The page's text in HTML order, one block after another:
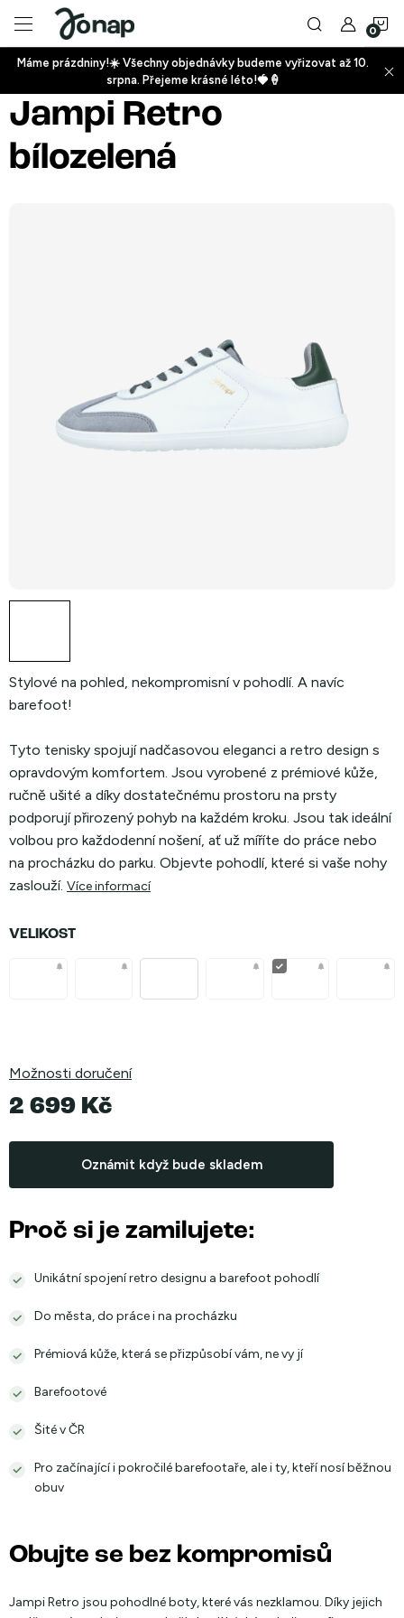
obsah
+
Máme prázdniny!☀️ Všechny objednávky budeme vyřizovat až 10.
srpna. Přejeme krásné léto!🍓🍦
Jampi Retro
bílozelená
Stylové na pohled, nekompromisní v pohodlí. A navíc
barefoot!
Tyto tenisky spojují nadčasovou eleganci a retro design s
opravdovým komfortem. Jsou vyrobené z prémiové kůže,
ručně ušité a díky dostatečnému prostoru na prsty
podporují přirozený pohyb na každém kroku. Jsou tak ideální
volbou pro každodenní nošení, ať už míříte do práce nebo
na procházku do parku. Objevte pohodlí, které si vaše nohy
zaslouží. Více informací
VELIKOST
Možnosti doručení
2 699 Kč
cena:
Oznámit když bude skladem
Proč si je zamilujete:
Unikátní spojení retro designu a barefoot pohodlí
Do města, do práce i na procházku
Prémiová kůže, která se přizpůsobí vám, ne vy jí
Barefootové
Šité v ČR
Pro začínající i pokročilé barefootaře, ale i ty, kteří nosí běžnou
obuv
Obujte se bez kompromisů
Jampi Retro jsou pohodlné boty, které vás nezklamou. Díky jejich